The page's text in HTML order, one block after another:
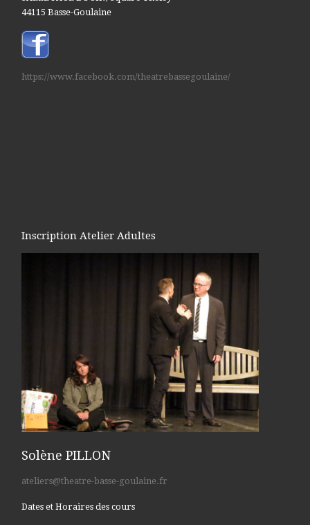
44115 Basse-Goulaine
https://www.facebook.com/theatrebassegoulaine/
Inscription Atelier Adultes
Solène PILLON
ateliers@theatre-basse-goulaine.fr
Dates et Horaires des cours